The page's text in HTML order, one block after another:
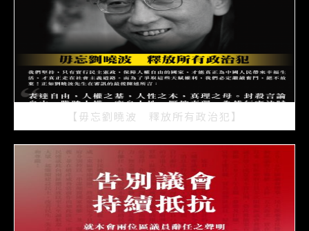
【毋忘劉曉波 釋放所有政治犯】